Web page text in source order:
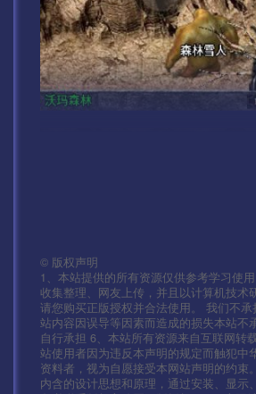
© 版权声明
1、本站提供的所有资源仅供参考学习使
收集整理、网友上传，并且以计算机技术
请您购买正版授权并合法使用。 我们不
站内容因误导等因素而造成的损失本站
自行承担 6、本站所有资源来自互联网转
站使用者因为违反本声明的规定而触犯
资料者，视为自愿接受本网站声明的约束
内含的设计思想和原理，通过安装、显